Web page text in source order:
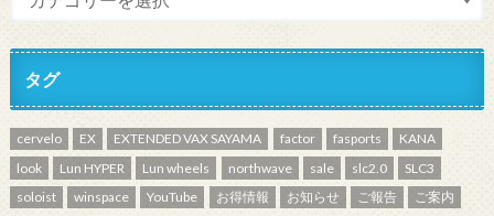
タグ
cervelo EX EXTENDED VAX SAYAMA factor fasports
KANA
look
Lun HYPER Lun wheels northwave sale slc2.0
SLC3
soloist
winspace YouTube お得情報 お知らせ ご報告
ご案内